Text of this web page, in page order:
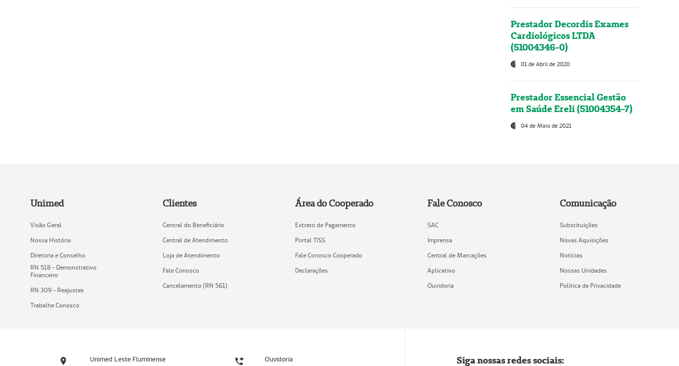
Prestador Decordis Exames
Cardiológicos LTDA
(51004346-0)
01 de Abril de 2020
Prestador Essencial Gestão
em Saúde Ereli (51004354-7)
04 de Maio de 2021
Unimed
Visão Geral
Nossa História
Diretoria e Conselho
RN 518 - Demonstrativo
Financeiro
RN 309 - Reajustes
Trabalhe Conosco
Clientes
Central do Beneficiário
Central de Atendimento
Loja de Atendimento
Fale Conosco
Cancelamento (RN 561)
Área do Cooperado
Extrato de Pagamento
Portal TISS
Fale Conosco Cooperado
Declarações
Fale Conosco
SAC
Imprensa
Central de Marcações
Aplicativo
Ouvidoria
Comunicação
Substituições
Novas Aquisições
Notícias
Nossas Unidades
Política de Privacidade
Unimed Leste Fluminense Ouvidoria Siga nossas redes sociais: